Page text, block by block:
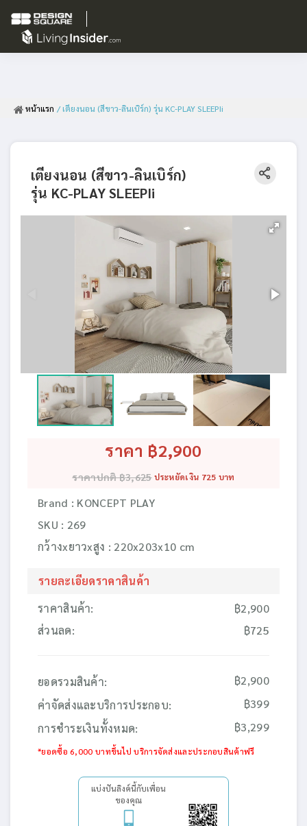
หน้าแรก / เตียงนอน (สีขาว-ลินเบิร์ก) รุ่น KC-PLAY SLEEPIi
เตียงนอน (สีขาว-ลินเบิร์ก)
รุ่น KC-PLAY SLEEPIi
ราคา ฿2,900
ราคาปกติ ฿3,625 ประหยัดเงิน 725 บาท
Brand : KONCEPT PLAY
SKU : 269
กว้างxยาวxสูง : 220x203x10 cm
รายละเอียดราคาสินค้า
ราคาสินค้า:
ส่วนลด:
฿2,900
฿725
ยอดรวมสินค้า:
฿2,900
ค่าจัดส่งและบริการประกอบ:
฿399
การชำระเงินทั้งหมด:
฿3,299
*ยอดซื้อ 6,000 บาทขึ้นไป บริการจัดส่งและประกอบสินค้าฟรี
แบ่งปันลิงค์นี้กับเพื่อน
ของคุณ